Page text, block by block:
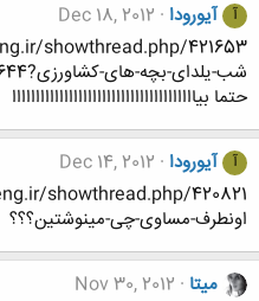
آ آیورودا Dec 18, 2012
شب-یلدای-بچه-های-کشاورزی?p=5820644#post5820644
حتما بیااااااااااااااااااااااااااااااااااااااا
آ آیورودا Dec 14, 2012
اونطرف-مساوی-چی-مینوشتین؟؟؟
میتا Nov 30, 2012